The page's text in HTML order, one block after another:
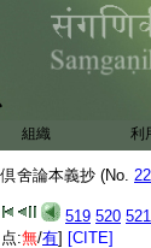
組織 利
倶舍論本義抄 (No.
519 520 521
点:無/有] [CITE]